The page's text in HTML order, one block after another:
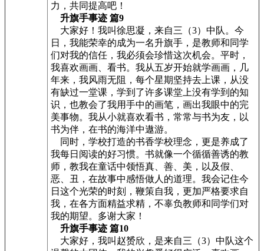
力，共同提高吧！
升旗手事迹 篇9
大家好！我叫徐思凝，来自三（3）中队。今
日，我能荣幸的成为一名升旗手，是教师和同学
们对我的信任，我必须会珍惜这次机会。平时，
我喜欢画画、看书。我从五岁开始就学画画，几
年来，我风雨无阻，每个星期坚持去上课，从没
有缺过一堂课，学到了许多课堂上没有学到的知
识，也教会了我用手中的画笔，画出我眼中的完
美事物。我从小就喜欢看书，常常与书为友，以
书为伴，在书的海洋中遨游。
同时，学校打造的书香学校理念，更是养成了
我每日阅读的好习惯。书就像一个循循善诱的教
师，教我在童话中领悟真、善、美，以及假、
恶、丑，在故事中感悟做人的道理。我会记住今
日这个光荣的时刻，鞭策自我，更加严格要求自
我，在各方面精益求精，不辜负教师和同学们对
我的期望。多谢大家！
升旗手事迹 篇10
大家好，我叫赵赟欣，是来自三（3）中队这个